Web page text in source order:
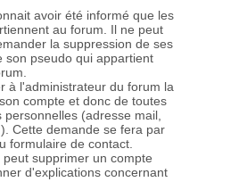
avoir été informé que les
au forum. Il ne peut
la suppression de ses
son pseudo qui appartient
à l'administrateur du forum la
compte et donc de toutes
personnelles (adresse mail,
Cette demande se fera par
formulaire de contact.
supprimer un compte
d'explications concernant